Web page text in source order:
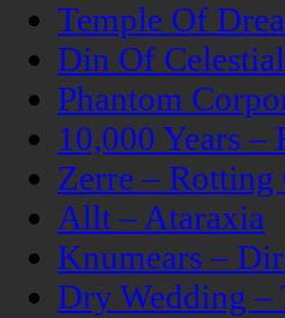
Temple Of
Din Of
Phantom
10,000 Years
Zerre – Rotting
Allt – Ataraxia
Knumears –
Dry Wedding –